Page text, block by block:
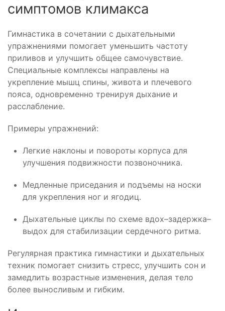
симптомов климакса
Гимнастика в сочетании с дыхательными
упражнениями помогает уменьшить частоту
приливов и улучшить общее самочувствие.
Специальные комплексы направлены на
укрепление мышц спины, живота и плечевого
пояса, одновременно тренируя дыхание и
расслабление.
Примеры упражнений:
Легкие наклоны и повороты корпуса для
улучшения подвижности позвоночника.
Медленные приседания и подъемы на носки
для укрепления ног и ягодиц.
Дыхательные циклы по схеме вдох–задержка–
выдох для стабилизации сердечного ритма.
Регулярная практика гимнастики и дыхательных
техник помогает снизить стресс, улучшить сон и
замедлить возрастные изменения, делая тело
более выносливым и гибким.